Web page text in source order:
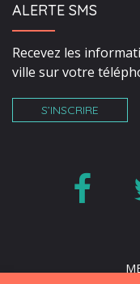
ALERTE SMS
Recevez les
ville sur votre
S’INSCRIRE
le